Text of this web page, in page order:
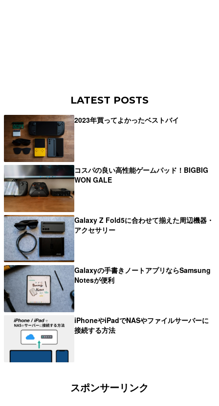
LATEST POSTS
2023年買ってよかったベストバイ
コスパの良い高性能ゲームパッド！BIGBIG
WON GALE
Galaxy Z Fold5に合わせて揃えた周辺機器・
アクセサリー
Galaxyの手書きノートアプリならSamsung
Notesが便利
iPhoneやiPadでNASやファイルサーバーに
接続する方法
スポンサーリンク